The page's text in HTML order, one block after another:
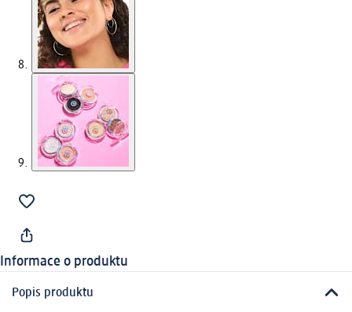
Informace o produktu
Popis produktu